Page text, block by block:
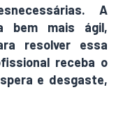
A
bem mais ágil,
resolver essa
receba o
e desgaste,